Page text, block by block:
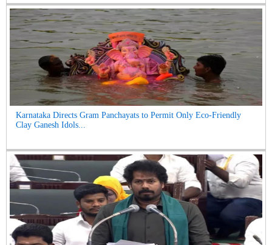
Karnataka Directs Gram Panchayats to Permit Only Eco-Friendly
Clay Ganesh Idols...